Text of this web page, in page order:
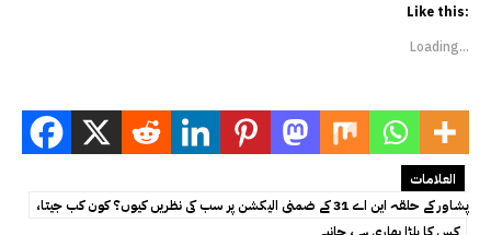
Like this:
Loading...
العلامات
پشاور کے حلقہ این اے 31 کے ضمنی الیکشن پر سب کی نظریں کیوں‌؟ کون کب جیتا،